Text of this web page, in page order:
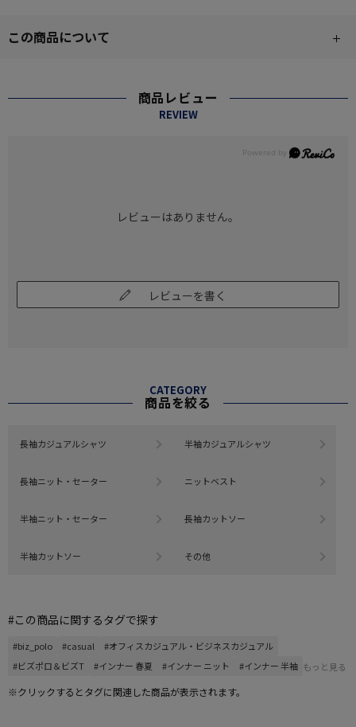
この商品について
商品レビュー
REVIEW
レビューはありません。
レビューを書く
CATEGORY
商品を絞る
長袖カジュアルシャツ 半袖カジュアルシャツ
長袖ニット・セーター ニットベスト
半袖ニット・セーター 長袖カットソー
半袖カットソー その他
#この商品に関するタグで探す
#biz_polo #casual
#オフィスカジュアル・ビジネスカジュアル
#ビズポロ＆ビズT
#インナー 春夏 #インナー ニット #インナー 半袖 もっと見る
※クリックするとタグに関連した商品が表示されます。